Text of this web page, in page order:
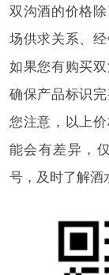
双沟酒的价格
场供求关系、
如果您有购买
确保产品标识
您注意，以上
能会有差异，
号，及时了解酒